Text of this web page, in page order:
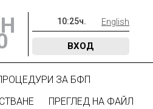
10:25ч. English
ВХОД
ЗА БФП
ПРЕГЛЕД НА ФАЙЛ